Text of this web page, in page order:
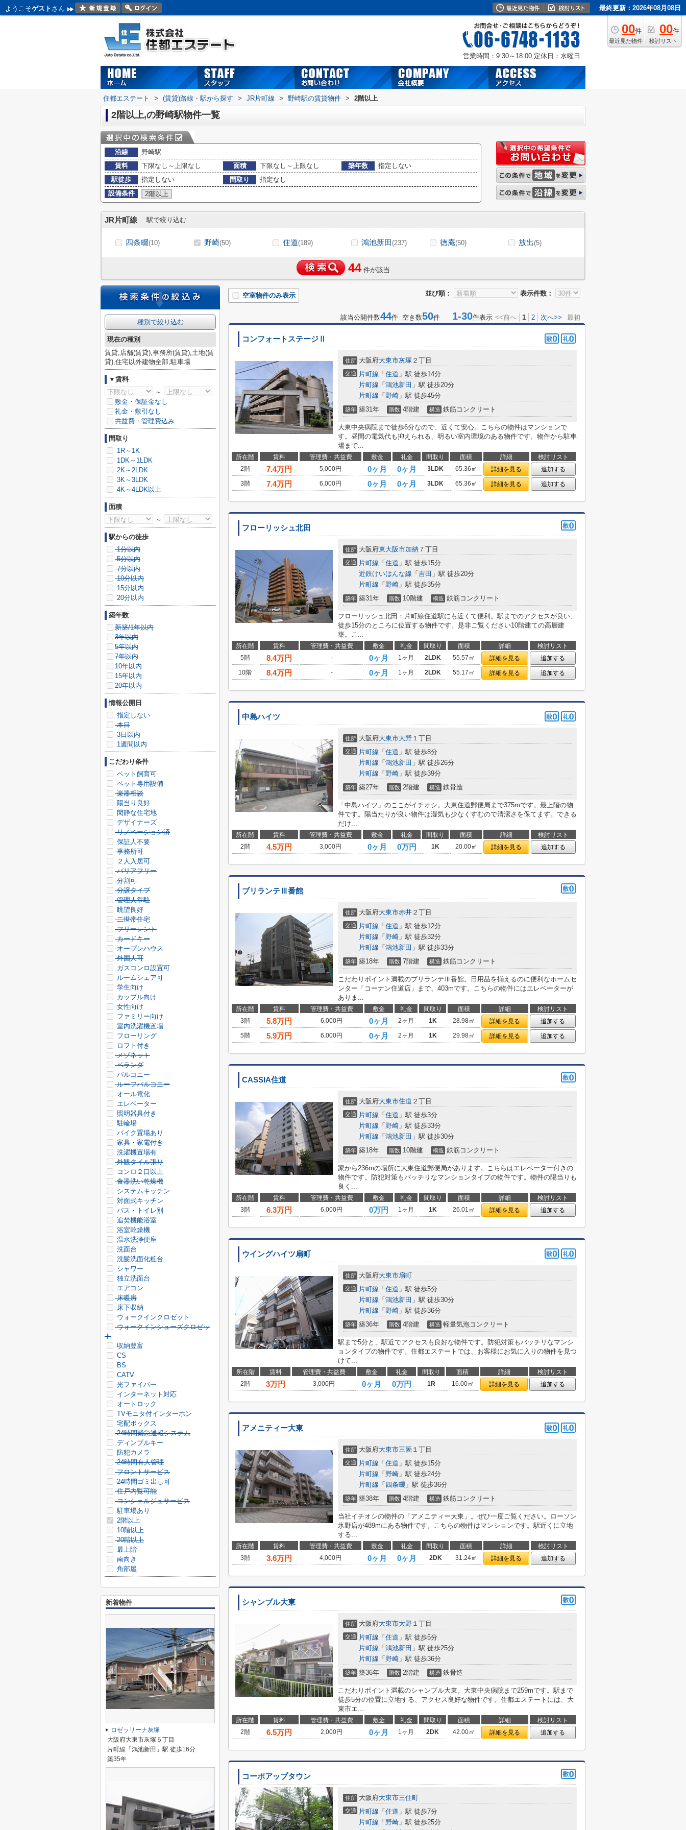
ようこそゲスト さん 最終更新：2026年08月08日
00件
最近見た物件
00件
検討リスト
営業時間：9:30～18:00 定休日：水曜日
住都エステート > (賃貸)路線・駅から探す > JR片町線 > 野崎駅の賃貸物件 > 2階以上
2階以上,の野崎駅物件一覧
沿線
野崎駅
賃料
下限なし～上限なし 面積 下限なし～上限なし 築年数
指定しない
駅徒歩
指定しない 間取り
指定なし
設備条件
2階以上
JR片町線 駅で絞り込む
四条畷(10) 野崎(50) 住道(189) 鴻池新田(237) 徳庵(50) 放出(5)
44 件が該当
並び順： 表示件数：
空室物件のみ表示
該当公開件数44件 空き数50件 1-30件表示 <<前へ 1 2 次へ>> 最初
コンフォートステージⅡ
住所 大阪府大東市灰塚 ２丁目
交通 片町線 「 住道 」駅 徒歩14分
片町線 「 鴻池新田 」駅 徒歩20分
片町線 「 野崎 」駅 徒歩45分
築年 築31年 階数 4階建 構造 鉄筋コンクリート
大東中央病院まで徒歩6分なので、近くて安心。こちらの物件はマンションで
す。昼間の電気代も抑えられる、明るい室内環境のある物件です。物件から駐車
場まで...
所在階 賃料 管理費・共益費 敷金 礼金 間取り 面積 詳細
検討リスト
2階
7.4万円 5,000円 0ヶ月 0ヶ月 3LDK 65.36㎡ 詳細を見る
追加する
3階
7.4万円 6,000円 0ヶ月 0ヶ月 3LDK 65.36㎡ 詳細を見る 追加する
フローリッシュ北田
住所 大阪府東大阪市加納 ７丁目
交通 片町線 「 住道 」駅 徒歩15分
近鉄けいはんな線 「 吉田 」駅 徒歩20分
片町線 「 野崎 」駅 徒歩35分
築年 築31年 階数 10階建 構造 鉄筋コンクリート
フローリッシュ北田：片町線住道駅にも近くて便利。駅までのアクセスが良い、
徒歩15分のところに位置する物件です。是非ご覧ください10階建ての高層建
築。こ...
所在階 賃料 管理費・共益費 敷金 礼金 間取り 面積 詳細
検討リスト
5階
8.4万円 - 0ヶ月 1ヶ月 2LDK 55.57㎡ 詳細を見る
追加する
10階
8.4万円 - 0ヶ月 1ヶ月 2LDK 55.17㎡ 詳細を見る 追加する
中島ハイツ
住所 大阪府大東市大野 １丁目
交通 片町線 「 住道 」駅 徒歩8分
片町線 「 鴻池新田 」駅 徒歩26分
片町線 「 野崎 」駅 徒歩39分
築年 築27年 階数 2階建 構造 鉄骨造
「中島ハイツ」のここがイチオシ。大東住道郵便局まで375mです。最上階の物
件です。陽当たりが良い物件は湿気も少なくすむので清潔さを保てます。できる
だけ...
所在階 賃料 管理費・共益費 敷金 礼金 間取り 面積 詳細
検討リスト
2階
4.5万円 3,000円 0ヶ月 0万円 1K 20.00㎡ 詳細を見る 追加する
ブリランテⅢ番館
住所 大阪府大東市赤井 ２丁目
交通 片町線 「 住道 」駅 徒歩12分
片町線 「 野崎 」駅 徒歩32分
片町線 「 鴻池新田 」駅 徒歩33分
築年 築18年 階数 7階建 構造 鉄筋コンクリート
こだわりポイント満載のブリランテⅢ番館。日用品を揃えるのに便利なホームセ
ンター「コーナン住道店」まで、403mです。こちらの物件にはエレベーターが
ありま...
所在階 賃料 管理費・共益費 敷金 礼金 間取り 面積 詳細
検討リスト
3階
5.8万円 6,000円 0ヶ月 2ヶ月 1K 28.98㎡ 詳細を見る
追加する
5階
5.9万円 6,000円 0ヶ月 2ヶ月 1K 29.98㎡ 詳細を見る 追加する
CASSIA住道
住所 大阪府大東市住道 ２丁目
交通 片町線 「 住道 」駅 徒歩3分
片町線 「 野崎 」駅 徒歩33分
片町線 「 鴻池新田 」駅 徒歩30分
築年 築18年 階数 10階建 構造 鉄筋コンクリート
家から236mの場所に大東住道郵便局があります。こちらはエレベーター付きの
物件です。防犯対策もバッチリなマンションタイプの物件です。物件の陽当りも
良く...
所在階 賃料 管理費・共益費 敷金 礼金 間取り 面積 詳細
検討リスト
3階
6.3万円 6,000円 0万円 1ヶ月 1K 26.01㎡ 詳細を見る 追加する
ウイングハイツ扇町
住所 大阪府大東市扇町
交通 片町線 「 住道 」駅 徒歩5分
片町線 「 鴻池新田 」駅 徒歩30分
片町線 「 野崎 」駅 徒歩36分
築年 築36年 階数 4階建 構造 軽量気泡コンクリート
駅まで5分と、駅近でアクセスも良好な物件です。防犯対策もバッチリなマンシ
ョンタイプの物件です。住都エステートでは、お客様にお気に入りの物件を見つ
けて...
所在階 賃料 管理費・共益費 敷金 礼金 間取り 面積 詳細
検討リスト
2階
3万円 3,000円 0ヶ月 0万円 1R 16.00㎡ 詳細を見る 追加する
アメニティー大東
住所 大阪府大東市三箇 １丁目
交通 片町線 「 住道 」駅 徒歩15分
片町線 「 野崎 」駅 徒歩24分
片町線 「 四条畷 」駅 徒歩36分
築年 築38年 階数 4階建 構造 鉄筋コンクリート
当社イチオシの物件の「アメニティー大東」。ぜひ一度ご覧ください。ローソン
氷野店が489mにある物件です。こちらの物件はマンションです。駅近くに立地
する...
所在階 賃料 管理費・共益費 敷金 礼金 間取り 面積 詳細
検討リスト
3階
3.6万円 4,000円 0ヶ月 0ヶ月 2DK 31.24㎡ 詳細を見る 追加する
シャンブル大東
住所 大阪府大東市大野 １丁目
交通 片町線 「 住道 」駅 徒歩5分
片町線 「 鴻池新田 」駅 徒歩25分
片町線 「 野崎 」駅 徒歩36分
築年 築36年 階数 2階建 構造 鉄骨造
こだわりポイント満載のシャンブル大東。大東中央病院まで259mです。駅まで
徒歩5分の位置に立地する、アクセス良好な物件です。住都エステートには、大
東市エ...
所在階 賃料 管理費・共益費 敷金 礼金 間取り 面積 詳細
検討リスト
2階
6.5万円 2,000円 0ヶ月 1ヶ月 2DK 42.00㎡ 詳細を見る 追加する
コーポアップタウン
住所 大阪府大東市三住町
交通 片町線 「 住道 」駅 徒歩7分
片町線 「 野崎 」駅 徒歩25分
種別で絞り込む
現在の種別
賃貸,店舗(賃貸),事務所(賃貸),土地(賃
貸),住宅以外建物全部,駐車場
▼賃料
～
敷金・保証金なし
礼金・敷引なし
共益費・管理費込み
間取り
1R～1K
1DK～1LDK
2K～2LDK
3K～3LDK
4K～4LDK以上
面積
～
駅からの徒歩
1分以内
5分以内
7分以内
10分以内
15分以内
20分以内
築年数
新築/1年以内
3年以内
5年以内
7年以内
10年以内
15年以内
20年以内
情報公開日
指定しない
本日
3日以内
1週間以内
こだわり条件
ペット飼育可
ペット専用設備
楽器相談
陽当り良好
閑静な住宅地
デザイナーズ
リノベーション済
保証人不要
事務所可
２人入居可
バリアフリー
分割可
分譲タイプ
管理人常駐
眺望良好
二世帯住宅
フリーレント
カードキー
オープンハウス
外国人可
ガスコンロ設置可
ルームシェア可
学生向け
カップル向け
女性向け
ファミリー向け
室内洗濯機置場
フローリング
ロフト付き
メゾネット
ベランダ
バルコニー
ルーフバルコニー
オール電化
エレベーター
照明器具付き
駐輪場
バイク置場あり
家具・家電付き
洗濯機置場有
外観タイル張り
コンロ２口以上
食器洗い乾燥機
システムキッチン
対面式キッチン
バス・トイレ別
追焚機能浴室
浴室乾燥機
温水洗浄便座
洗面台
洗髪洗面化粧台
シャワー
独立洗面台
エアコン
床暖房
床下収納
ウォークインクロゼット
ウォークインシューズクロゼッ
ト
収納豊富
CS
BS
CATV
光ファイバー
インターネット対応
オートロック
TVモニタ付インターホン
宅配ボックス
24時間緊急通報システム
ディンプルキー
防犯カメラ
24時間有人管理
フロントサービス
24時間ゴミ出し可
住戸内覧可能
コンシェルジュサービス
駐車場あり
2階以上
10階以上
20階以上
最上階
南向き
角部屋
新着物件
ロゼッリーナ灰塚
大阪府大東市灰塚５丁目
片町線「鴻池新田」駅 徒歩16分
築35年